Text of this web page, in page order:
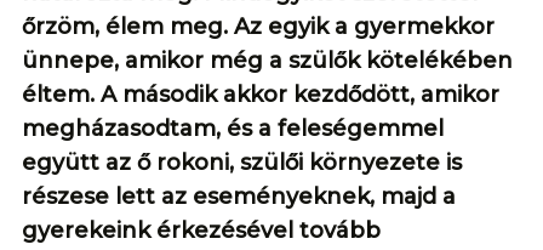
őrzöm, élem meg. Az egyik a gyermekkor
ünnepe, amikor még a szülők kötelékében
éltem. A második akkor kezdődött, amikor
megházasodtam, és a feleségemmel
együtt az ő rokoni, szülői környezete is
részese lett az eseményeknek, majd a
gyerekeink érkezésével tovább